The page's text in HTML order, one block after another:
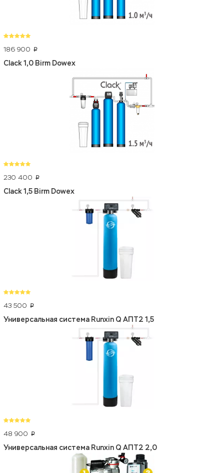
186 900 p
Clack 1,0 Birm Dowex
230 400 p
Clack 1,5 Birm Dowex
43 500 p
Универсальная система Runxin Q АПТ2 1,5
48 900 p
Универсальная система Runxin Q АПТ2 2,0